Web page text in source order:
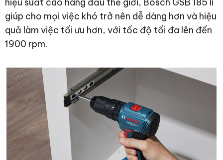
giúp cho mọi việc khó trở nên dễ dàng hơn và hiệu
quả làm việc tối ưu hơn, với tốc độ tối đa lên đến
1900 rpm.